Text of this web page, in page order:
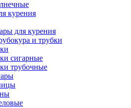
курения
для курения
и трубки
сигарные
трубочные